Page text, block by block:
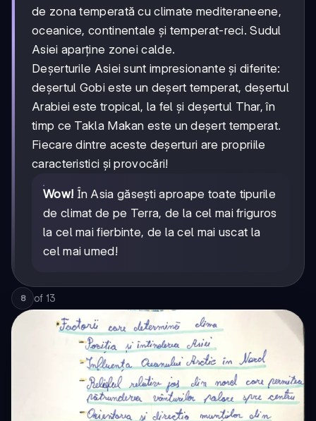
de zona temperată cu climate mediteraneene,
oceanice, continentale și temperat-reci. Sudul
Asiei aparține zonei calde.
Deșerturile Asiei sunt impresionante și diferite:
deșertul Gobi este un deșert temperat, deșertul
Arabiei este tropical, la fel și deșertul Thar, în
timp ce Takla Makan este un deșert temperat.
Fiecare dintre aceste deșerturi are propriile
caracteristici și provocări!
Wow! În Asia găsești aproape toate tipurile
de climat de pe Terra, de la cel mai friguros
la cel mai fierbinte, de la cel mai uscat la
cel mai umed!
8 of 13